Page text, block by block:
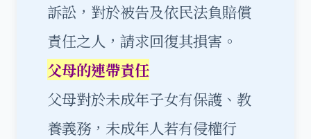
訴訟，對於被告及依民法負賠償
責任之人，請求回復其損害。
父母的連帶責任
父母對於未成年子女有保護、教
養義務，未成年人若有侵權行